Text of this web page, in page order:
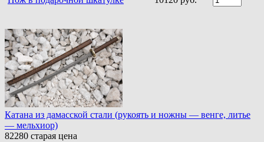
Катана из дамасской стали (рукоять и ножны — венге, литье
— мельхиор)
82280 старая цена